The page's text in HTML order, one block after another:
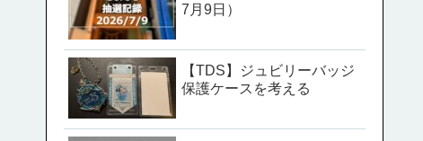
7月9日）
【TDS】ジュビリーバッジ
保護ケースを考える